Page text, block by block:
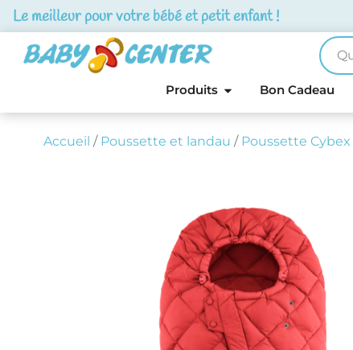
Le meilleur pour votre bébé et petit enfant !
Produits Bon Cadeau
Accueil / Poussette et landau / Poussette Cybex